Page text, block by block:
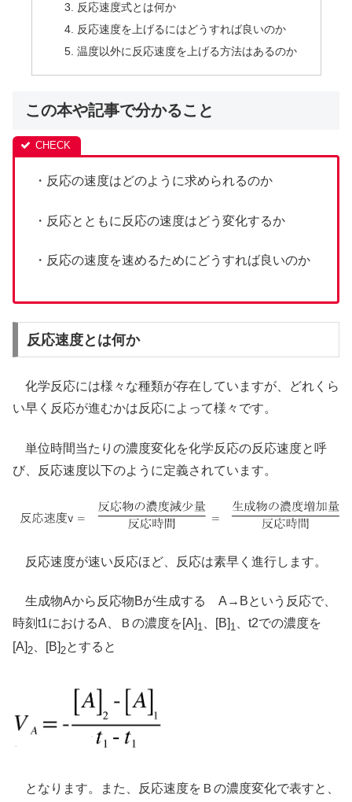
反応速度式とは何か
反応速度を上げるにはどうすれば良いのか
温度以外に反応速度を上げる方法はあるのか
この本や記事で分かること
・反応の速度はどのように求められるのか
・反応とともに反応の速度はどう変化するか
・反応の速度を速めるためにどうすれば良いのか
反応速度とは何か
化学反応には様々な種類が存在していますが、どれくら
い早く反応が進むかは反応によって様々です。
単位時間当たりの濃度変化を化学反応の反応速度と呼
び、反応速度以下のように定義されています。
反応速度が速い反応ほど、反応は素早く進行します。
生成物Aから反応物Bが生成する A→Bという反応で、
時刻t1におけるA、Ｂの濃度を[A] 1 、[B] 1 、t2での濃度を
[A]2 、[B]2とすると
となります。また、反応速度をＢの濃度変化で表すと、